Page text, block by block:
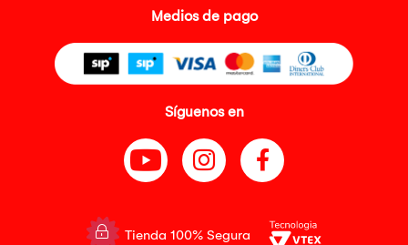
Medios de pago
Síguenos en
Tienda 100% Segura